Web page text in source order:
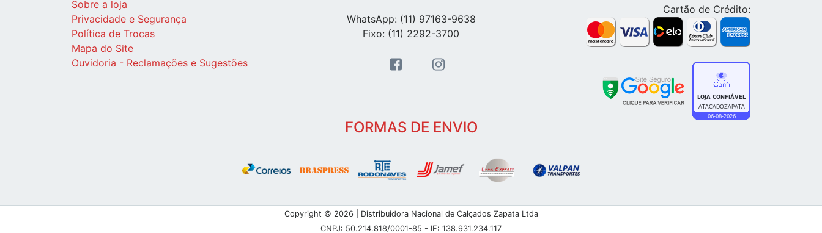
Sobre a loja
Privacidade e Segurança
Política de Trocas
Mapa do Site
Ouvidoria - Reclamações e Sugestões
WhatsApp: (11) 97163-9638
Fixo: (11) 2292-3700
Cartão de Crédito:
FORMAS DE ENVIO
Copyright © 2026 | Distribuidora Nacional de Calçados Zapata Ltda
CNPJ: 50.214.818/0001-85 - IE: 138.931.234.117